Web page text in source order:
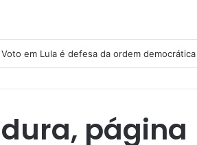
Nota de solidariedade ao povo venezuelano
página